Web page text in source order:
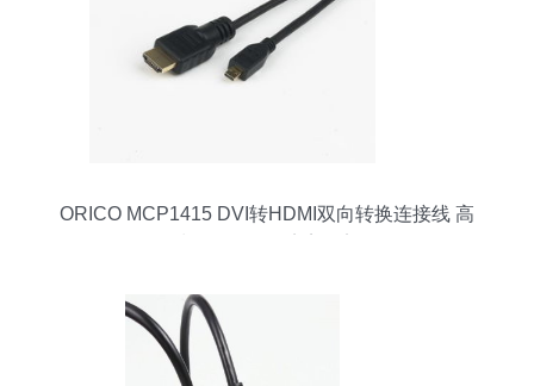
ORICO MCP1415 DVI转HDMI双向转换连接线 高